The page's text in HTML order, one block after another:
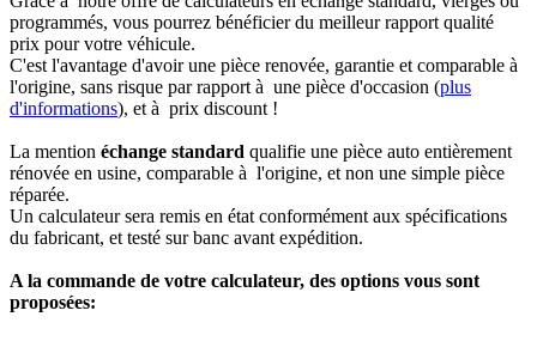
programmés, vous pourrez bénéficier du meilleur rapport qualité
prix pour votre véhicule.
C'est l'avantage d'avoir une pièce renovée, garantie et comparable à
l'origine, sans risque par rapport à une pièce d'occasion (plus
d'informations), et à prix discount !
La mention échange standard qualifie une pièce auto entièrement
rénovée en usine, comparable à l'origine, et non une simple pièce
réparée.
Un calculateur sera remis en état conformément aux spécifications
du fabricant, et testé sur banc avant expédition.
A la commande de votre calculateur, des options vous sont
proposées: